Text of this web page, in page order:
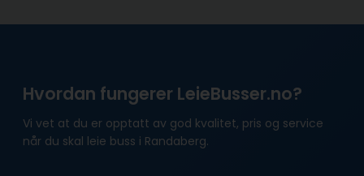
Hvordan fungerer LeieBusser.no?
Vi vet at du er opptatt av god kvalitet, pris og service
når du skal leie buss i Randaberg.